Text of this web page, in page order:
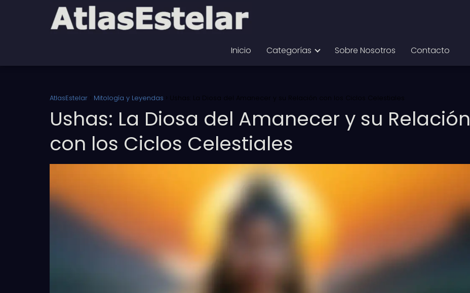
Inicio Categorías Sobre Nosotros Contacto
AtlasEstelar Mitología y Leyendas Ushas: La Diosa del Amanecer y su Relación con los Ciclos Celestiales
Ushas: La Diosa del Amanecer y su Relación
con los Ciclos Celestiales